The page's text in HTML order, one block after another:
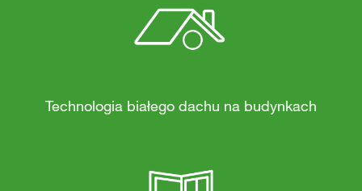
Technologia białego dachu na budynkach